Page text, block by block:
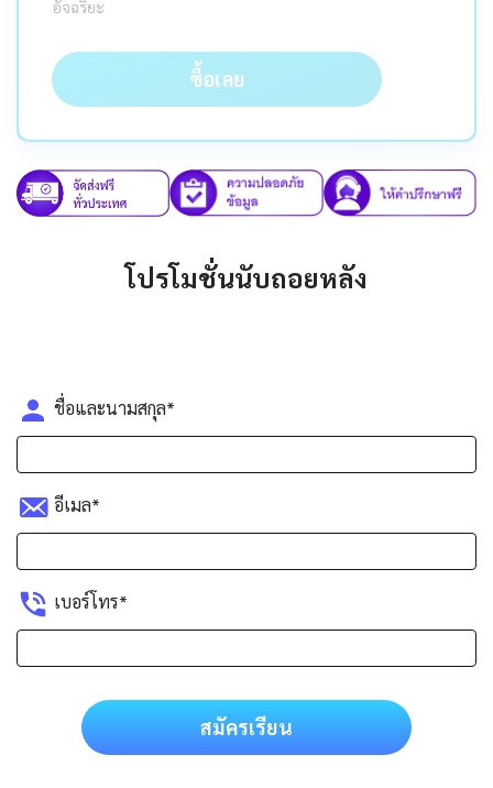
อัจฉริยะ
ซื้อเลย
โปรโมชั่นนับถอยหลัง
ชื่อและนามสกุล*
อีเมล*
เบอร์โทร*
สมัครเรียน